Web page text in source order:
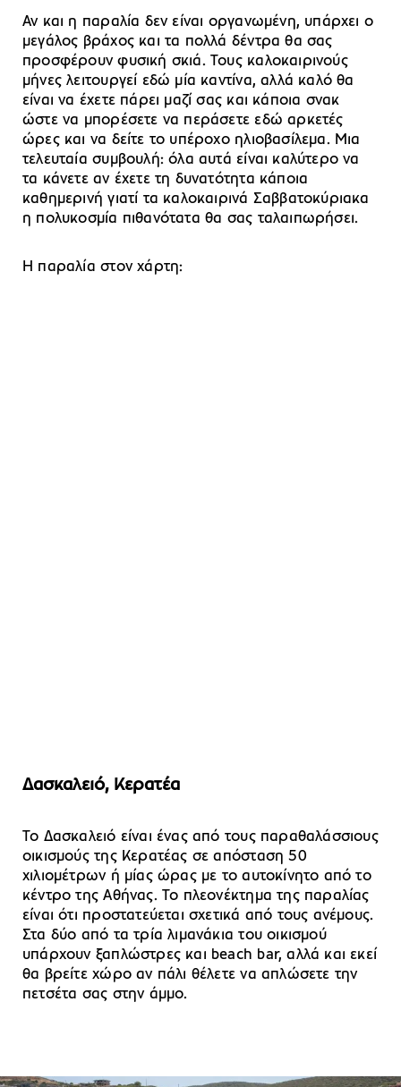
Αν και η παραλία δεν είναι οργανωμένη, υπάρχει ο
μεγάλος βράχος και τα πολλά δέντρα θα σας
προσφέρουν φυσική σκιά. Τους καλοκαιρινούς
μήνες λειτουργεί εδώ μία καντίνα, αλλά καλό θα
είναι να έχετε πάρει μαζί σας και κάποια σνακ
ώστε να μπορέσετε να περάσετε εδώ αρκετές
ώρες και να δείτε το υπέροχο ηλιοβασίλεμα. Μια
τελευταία συμβουλή: όλα αυτά είναι καλύτερο να
τα κάνετε αν έχετε τη δυνατότητα κάποια
καθημερινή γιατί τα καλοκαιρινά Σαββατoκύριακα
η πολυκοσμία πιθανότατα θα σας ταλαιπωρήσει.
Η παραλία στον χάρτη:
Δασκαλειό, Κερατέα
Το Δασκαλειό είναι ένας από τους παραθαλάσσιους
οικισμούς της Κερατέας σε απόσταση 50
χιλιομέτρων ή μίας ώρας με το αυτοκίνητο από το
κέντρο της Αθήνας. Το πλεονέκτημα της παραλίας
είναι ότι προστατεύεται σχετικά από τους ανέμους.
Στα δύο από τα τρία λιμανάκια του οικισμού
υπάρχουν ξαπλώστρες και beach bar, αλλά και εκεί
θα βρείτε χώρο αν πάλι θέλετε να απλώσετε την
πετσέτα σας στην άμμο.